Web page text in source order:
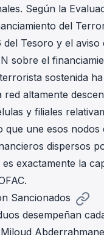
Según la
del
del Tesoro y el aviso
sobre el
sostenida
red altamente
y filiales
que une esos nodos
dispersos
exactamente la
Sancionados
desempeñan